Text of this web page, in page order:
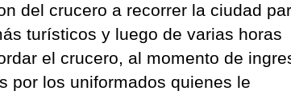
del crucero a recorrer la ciudad
turísticos y luego de varias horas
el crucero, al momento de
por los uniformados quienes le